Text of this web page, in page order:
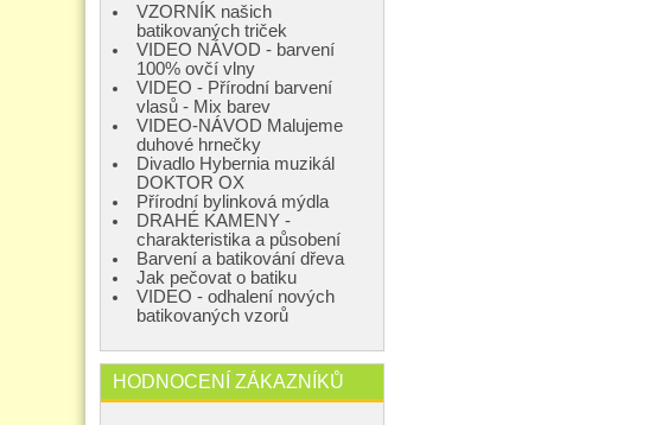
VZORNÍK našich
batikovaných triček
VIDEO NÁVOD - barvení
100% ovčí vlny
VIDEO - Přírodní barvení
vlasů - Mix barev
VIDEO-NÁVOD Malujeme
duhové hrnečky
Divadlo Hybernia muzikál
DOKTOR OX
Přírodní bylinková mýdla
DRAHÉ KAMENY -
charakteristika a působení
Barvení a batikování dřeva
Jak pečovat o batiku
VIDEO - odhalení nových
batikovaných vzorů
HODNOCENÍ ZÁKAZNÍKŮ